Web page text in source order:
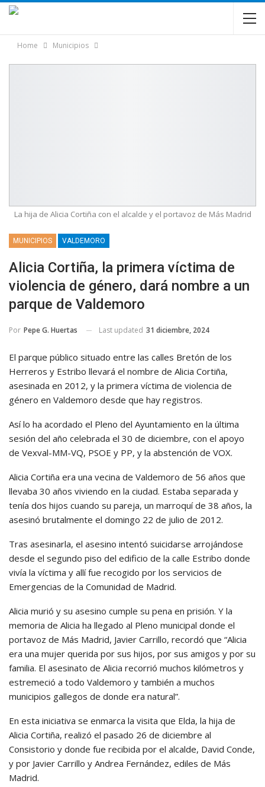
Home Municipios
La hija de Alicia Cortiña con el alcalde y el portavoz de Más Madrid
MUNICIPIOS VALDEMORO
Alicia Cortiña, la primera víctima de
violencia de género, dará nombre a un
parque de Valdemoro
Por Pepe G. Huertas Last updated 31 diciembre, 2024
El parque público situado entre las calles Bretón de los
Herreros y Estribo llevará el nombre de Alicia Cortiña,
asesinada en 2012, y la primera víctima de violencia de
género en Valdemoro desde que hay registros.
Así lo ha acordado el Pleno del Ayuntamiento en la última
sesión del año celebrada el 30 de diciembre, con el apoyo
de Vexval-MM-VQ, PSOE y PP, y la abstención de VOX.
Alicia Cortiña era una vecina de Valdemoro de 56 años que
llevaba 30 años viviendo en la ciudad. Estaba separada y
tenía dos hijos cuando su pareja, un marroquí de 38 años, la
asesinó brutalmente el domingo 22 de julio de 2012.
Tras asesinarla, el asesino intentó suicidarse arrojándose
desde el segundo piso del edificio de la calle Estribo donde
vivía la víctima y allí fue recogido por los servicios de
Emergencias de la Comunidad de Madrid.
Alicia murió y su asesino cumple su pena en prisión. Y la
memoria de Alicia ha llegado al Pleno municipal donde el
portavoz de Más Madrid, Javier Carrillo, recordó que “Alicia
era una mujer querida por sus hijos, por sus amigos y por su
familia. El asesinato de Alicia recorrió muchos kilómetros y
estremeció a todo Valdemoro y también a muchos
municipios gallegos de donde era natural”.
En esta iniciativa se enmarca la visita que Elda, la hija de
Alicia Cortiña, realizó el pasado 26 de diciembre al
Consistorio y donde fue recibida por el alcalde, David Conde,
y por Javier Carrillo y Andrea Fernández, ediles de Más
Madrid.